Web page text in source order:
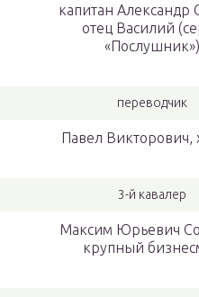
капитан Александр
отец Василий
«Послушник»)
переводчик
Павел Викторович,
3-й кавалер
Максим Юрьевич
крупный